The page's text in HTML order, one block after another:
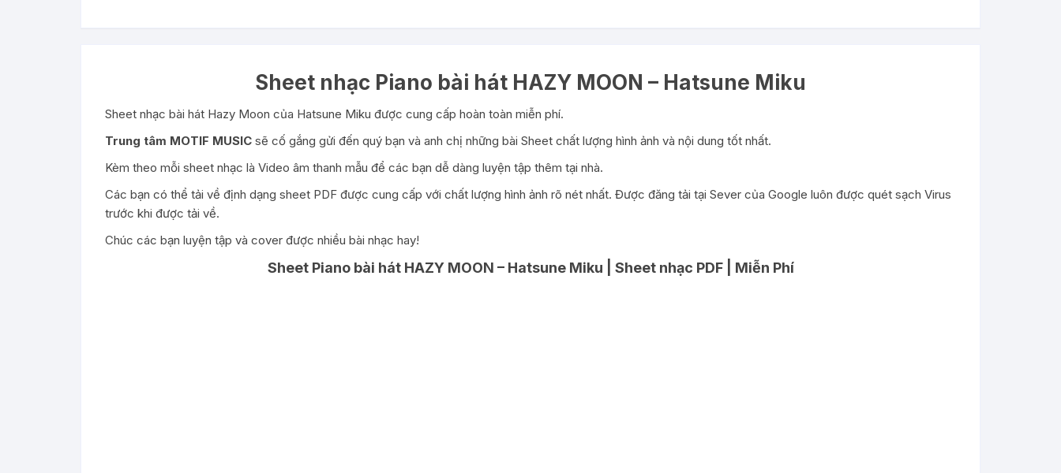
Sheet nhạc Piano bài hát HAZY MOON – Hatsune Miku
Sheet nhạc bài hát Hazy Moon của Hatsune Miku được cung cấp hoàn toàn miễn phí.
Trung tâm MOTIF MUSICsẽ cố gắng gửi đến quý bạn và anh chị những bài Sheet chất lượng hình ảnh và nội dung tốt nhất.
Kèm theo mỗi sheet nhạc là Video âm thanh mẫu để các bạn dễ dàng luyện tập thêm tại nhà.
Các bạn có thể tải về định dạng sheet PDF được cung cấp với chất lượng hình ảnh rõ nét nhất. Được đăng tải tại Sever của Google luôn được quét sạch Virus
trước khi được tải về.
Chúc các bạn luyện tập và cover được nhiều bài nhạc hay!
Sheet Piano bài hát HAZY MOON – Hatsune Miku | Sheet nhạc PDF | Miễn Phí